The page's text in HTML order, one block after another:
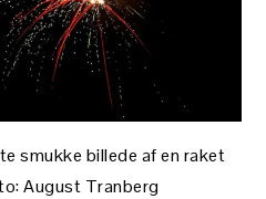
smukke billede af en raket
August Tranberg